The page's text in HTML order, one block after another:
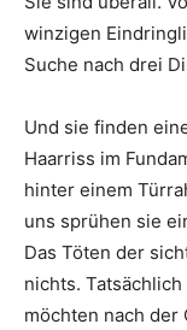
winzigen
Suche nach drei
Und sie finden
Haarriss im
hinter einem
uns sprühen sie
Das Töten der
nichts.
möchten nach der